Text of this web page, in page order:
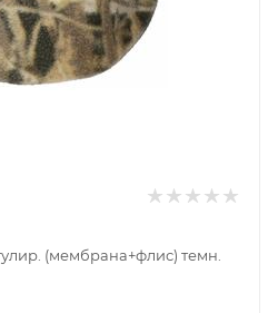
(мембрана+флис) темн.